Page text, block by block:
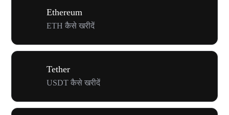
Ethereum
ETH कैसे खरीदें
Tether
USDT कैसे खरीदें